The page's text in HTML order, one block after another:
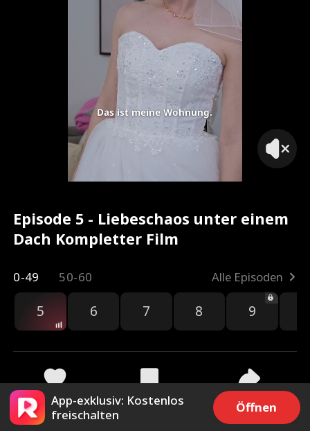
Das ist meine Wohnung.
Episode 5 - Liebeschaos unter einem
Dach Kompletter Film
0-49 50-60 Alle Episoden
5 6 7 8 9
4.6k 56k Teilen
App-exklusiv: Kostenlos
freischalten
Öffnen